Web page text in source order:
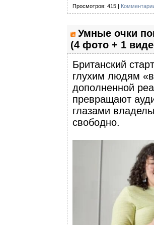
Просмотров: 415 |
Умные очки
(4 фото + 1
Британский
глухим людям
дополненной
превращают
глазами
свободно.